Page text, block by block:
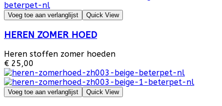
Voeg toe aan verlanglijst Quick View
HEREN ZOMER HOED
Heren stoffen zomer hoeden
€ 25,00
Voeg toe aan verlanglijst Quick View